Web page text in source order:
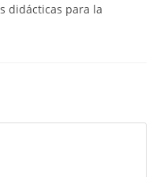
didácticas para la